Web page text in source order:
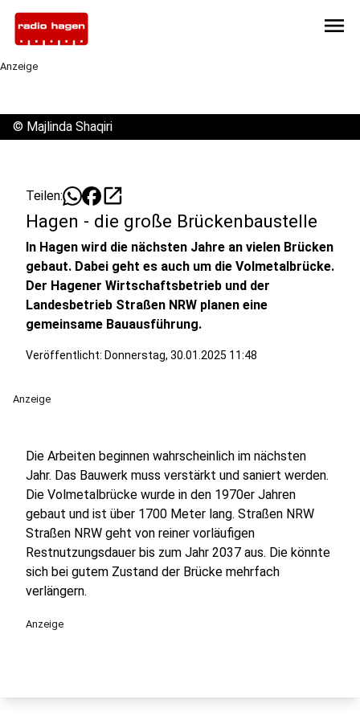
menu
Anzeige
© Majlinda Shaqiri
Teilen: open_in_new
Hagen - die große Brückenbaustelle
In Hagen wird die nächsten Jahre an vielen Brücken
gebaut. Dabei geht es auch um die Volmetalbrücke.
Der Hagener Wirtschaftsbetrieb und der
Landesbetrieb Straßen NRW planen eine
gemeinsame Bauausführung.
Veröffentlicht: Donnerstag, 30.01.2025 11:48
Anzeige
Die Arbeiten beginnen wahrscheinlich im nächsten
Jahr. Das Bauwerk muss verstärkt und saniert werden.
Die Volmetalbrücke wurde in den 1970er Jahren
gebaut und ist über 1700 Meter lang. Straßen NRW
Straßen NRW geht von reiner vorläufigen
Restnutzungsdauer bis zum Jahr 2037 aus. Die könnte
sich bei gutem Zustand der Brücke mehrfach
verlängern.
Anzeige